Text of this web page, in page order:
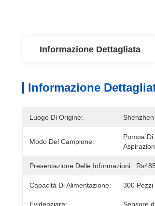
Informazione Dettagliata
Informazione
Luogo Di Origine: Shenzhen
Modo Del Campione:
Pompa Di
Presentazione Delle Informazioni:
Capacità Di Alimentazione: 300
Evidenziare: Sensore